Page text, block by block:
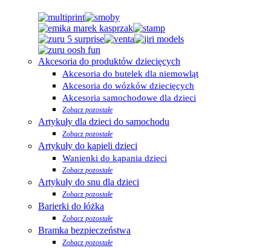
Akcesoria do produktów dziecięcych
Akcesoria do butelek dla niemowląt
Akcesoria do wózków dziecięcych
Akcesoria samochodowe dla dzieci
Zobacz pozostałe
Artykuły dla dzieci do samochodu
Zobacz pozostałe
Artykuły do kąpieli dzieci
Wanienki do kąpania dzieci
Zobacz pozostałe
Artykuły do snu dla dzieci
Zobacz pozostałe
Barierki do łóżka
Zobacz pozostałe
Bramka bezpieczeństwa
Zobacz pozostałe